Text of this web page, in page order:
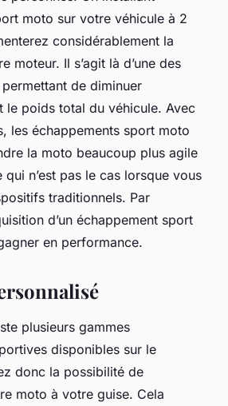
moto sur votre véhicule à 2
considérablement la
moteur. Il s’agit là d’une des
de diminuer
le poids total du véhicule. Avec
les échappements sport moto
la moto beaucoup plus agile
n’est pas le cas lorsque vous
traditionnels. Par
d’un échappement sport
en performance.
plusieurs gammes
disponibles sur le
donc la possibilité de
moto à votre guise. Cela